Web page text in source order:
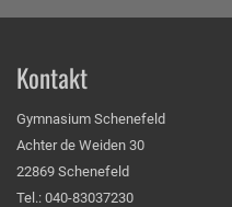
Kontakt
Gymnasium Schenefeld
Achter de Weiden 30
22869 Schenefeld
Tel.: 040-83037230